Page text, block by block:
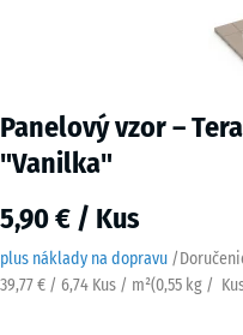
Panelový vzor –
"Vanilka"
5,90 € / Kus
plus náklady na dopravu /
39,77 € / 6,74 Kus / m²(0,55 kg /